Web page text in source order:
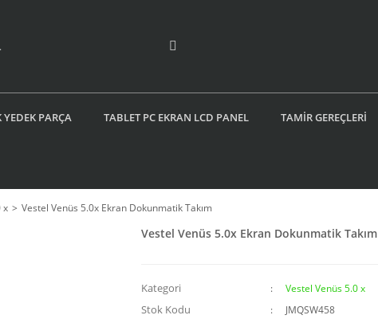
PARÇA TABLET PC EKRAN LCD PANEL TAMİR GEREÇLERİ
x Vestel Venüs 5.0x Ekran Dokunmatik Takım
Vestel Venüs 5.0x Ekran Dokunmatik Takım
Kategori Vestel Venüs 5.0 x
Stok Kodu JMQSW458